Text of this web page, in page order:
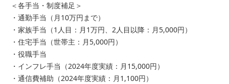
＜各手当・制度補足＞
・通勤手当（月10万円まで）
・家族手当（1人目：月1万円、2人目以降：月5,000円）
・住宅手当（世帯主：月5,000円）
・役職手当
・インフレ手当（2024年度実績：月15,000円）
・通信費補助（2024年度実績：月1,100円）